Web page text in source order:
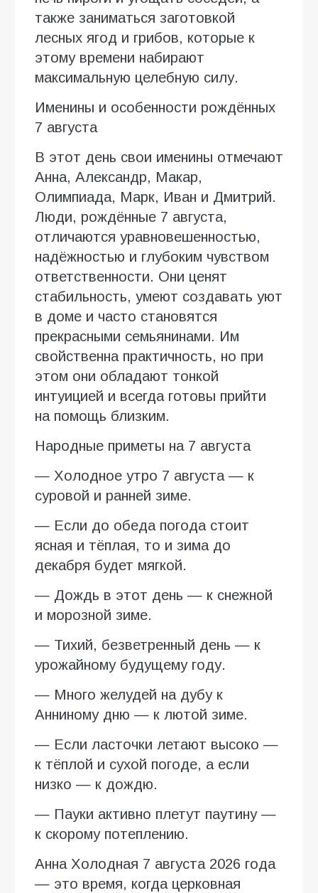
также заниматься заготовкой
лесных ягод и грибов, которые к
этому времени набирают
максимальную целебную силу.
Именины и особенности рождённых
7 августа
В этот день свои именины отмечают
Анна, Александр, Макар,
Олимпиада, Марк, Иван и Дмитрий.
Люди, рождённые 7 августа,
отличаются уравновешенностью,
надёжностью и глубоким чувством
ответственности. Они ценят
стабильность, умеют создавать уют
в доме и часто становятся
прекрасными семьянинами. Им
свойственна практичность, но при
этом они обладают тонкой
интуицией и всегда готовы прийти
на помощь близким.
Народные приметы на 7 августа
— Холодное утро 7 августа — к
суровой и ранней зиме.
— Если до обеда погода стоит
ясная и тёплая, то и зима до
декабря будет мягкой.
— Дождь в этот день — к снежной
и морозной зиме.
— Тихий, безветренный день — к
урожайному будущему году.
— Много желудей на дубу к
Анниному дню — к лютой зиме.
— Если ласточки летают высоко —
к тёплой и сухой погоде, а если
низко — к дождю.
— Пауки активно плетут паутину —
к скорому потеплению.
Анна Холодная 7 августа 2026 года
— это время, когда церковная